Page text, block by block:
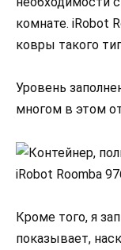
комнате. iRobot
ковры такого
Уровень
многом в этом
Кроме того, я
показывает,